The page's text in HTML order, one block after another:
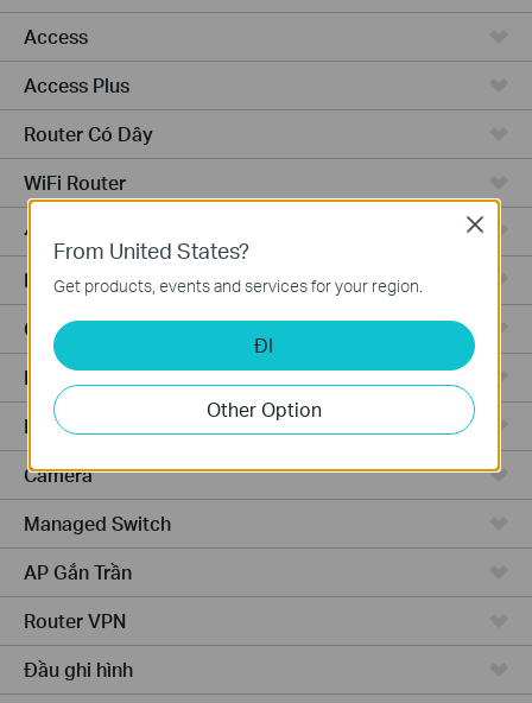
Access
Access Plus
Router Có Dây
WiFi Router
4G WiFi Router
Integrated Router
Cloud-Based
Phần Cứng
Phần Mềm
Camera
Managed Switch
AP Gắn Trần
Router VPN
Đầu ghi hình
From United States?
Get products, events and services for your region.
ĐI
Other Option
Close